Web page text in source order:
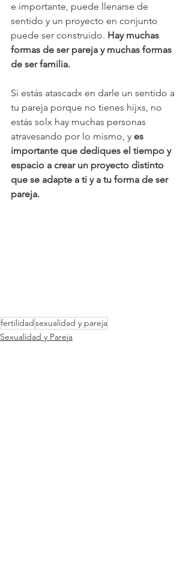
e importante, puede llenarse de
sentido y un proyecto en conjunto
puede ser construido. Hay muchas
formas de ser pareja y muchas formas
de ser familia.
Si estás atascadx en darle un sentido a
tu pareja porque no tienes hijxs, no
estás solx hay muchas personas
atravesando por lo mismo, y es
importante que dediques el tiempo y
espacio a crear un proyecto distinto
que se adapte a ti y a tu forma de ser
pareja.
fertilidad sexualidad y pareja
Sexualidad y Pareja